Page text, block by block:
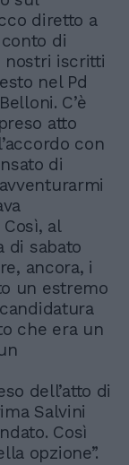
diretto a
di
nostri iscritti
nel Pd
C’è
atto
con
di
al
di sabato
ancora, i
un estremo
che era un
dell’atto di
Salvini
Così
opzione”.